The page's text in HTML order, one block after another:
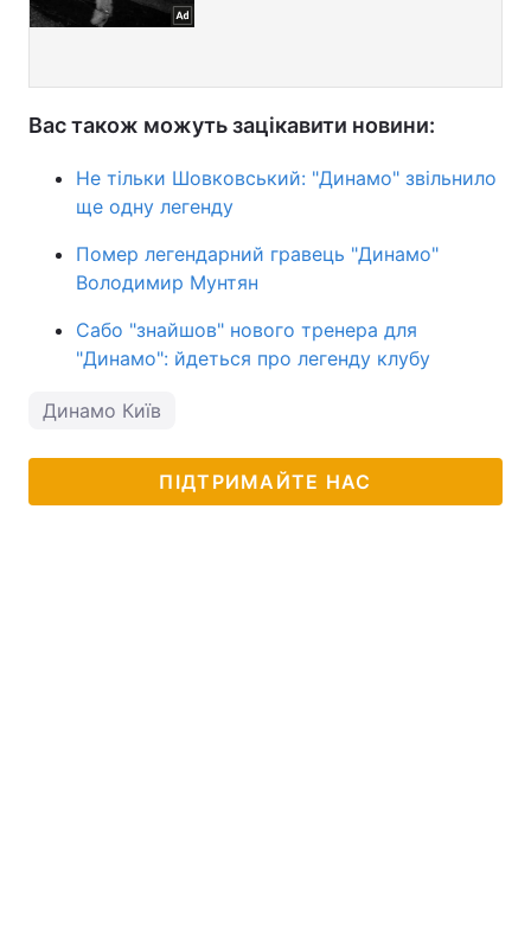
Вас також можуть зацікавити новини:
Не тільки Шовковський: "Динамо" звільнило
ще одну легенду
Помер легендарний гравець "Динамо"
Володимир Мунтян
Сабо "знайшов" нового тренера для
"Динамо": йдеться про легенду клубу
Динамо Київ
ПІДТРИМАЙТЕ НАС